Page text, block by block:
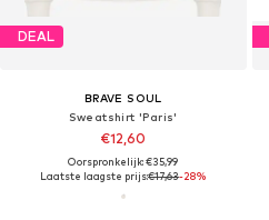
DEAL
BRAVE SOUL
Sweatshirt 'Paris'
€12,60
Oorspronkelijk: €35,99
Laatste laagste prijs:€17,63-28%